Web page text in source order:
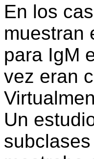
En los
muestran
para IgM
vez eran
Un